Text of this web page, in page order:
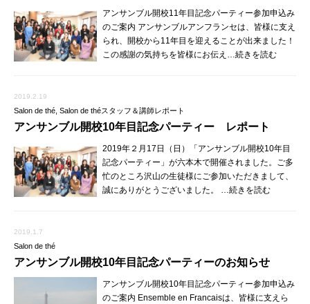
アンサンブル開校11年目記念パーティー参加申込み
のご案内 アンサンブルアンフランセは、皆様に支え
られ、開校から11年目を迎えることが出来ました！
この感謝の気持ちを皆様にお伝え…続きを読む
2019.2.19
Salon de thé Salon de théスタッフ＆講師レポート
アンサンブル開校10年目記念パーティー レポート
2019年２月17日（日）「アンサンブル開校10年目
記念パーティー」が六本木で開催されました。ご多
忙のところ沢山の生徒様にご参加いただきまして、
誠にありがとうございました。 …続きを読む
2019.1.7
Salon de thé
アンサンブル開校10年目記念パーティーのお知らせ
アンサンブル開校10年目記念パーティー参加申込み
のご案内 Ensemble en Francaisは、皆様に支えら